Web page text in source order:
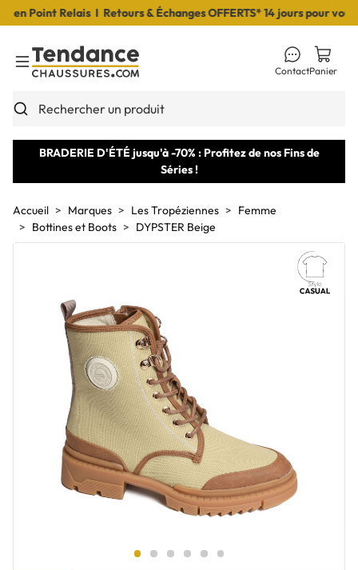
Point Relais I Retours & Échanges OFFERTS* 14 jours pour
Toggle Menu
Rechercher un produit
ContactPanier
BRADERIE D'ÉTÉ jusqu'à -70% : Profitez de nos Fins de
Séries !
Accueil Marques Les Tropéziennes
Femme
Bottines et Boots
DYPSTER Beige